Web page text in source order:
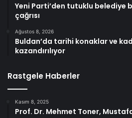
Yeni Parti’den tutuklu belediye
çağrısı
Ağustos 8, 2026
Buldan’da tarihi konaklar ve
kazandırılıyor
Rastgele Haberler
Kasım 8, 2025
Prof. Dr. Mehmet Toner,